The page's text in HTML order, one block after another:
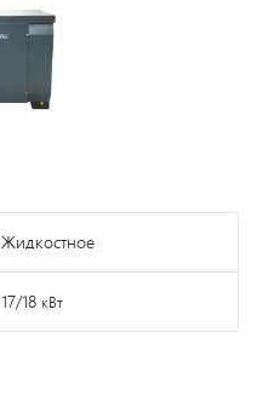
Жидкостное
17/18 кВт